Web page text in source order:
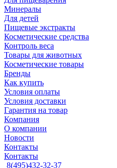
Минералы
Для детей
Пищевые экстракты
Косметические средства
Контроль веса
Товары для животных
Косметические товары
Бренды
Как купить
Условия оплаты
Условия доставки
Гарантия на товар
Компания
О компании
Новости
Контакты
Контакты
8(495)432-32-37